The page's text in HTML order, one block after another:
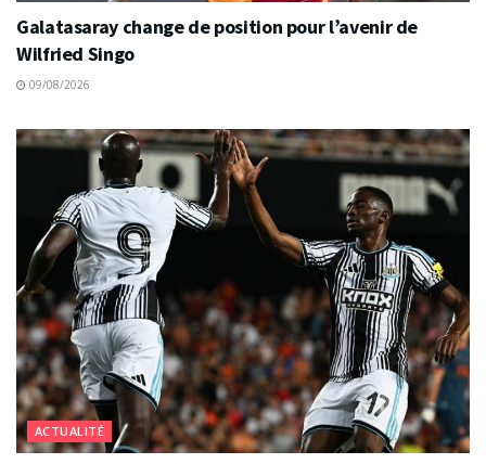
Galatasaray change de position pour l’avenir de
Wilfried Singo
09/08/2026
ACTUALITÉ